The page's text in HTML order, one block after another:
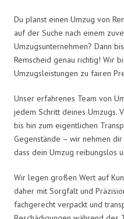
Du planst einen Umzug von
auf der Suche nach einem
Umzugsunternehmen? Dann
Remscheid genau richtig! Wir
Umzugsleistungen zu fairen
Unser erfahrenes Team von
jedem Schritt deines Umzugs.
bis hin zum eigentlichen
Gegenstände – wir nehmen
dass dein Umzug reibungslos
Wir legen großen Wert auf
daher mit Sorgfalt und
fachgerecht verpackt und